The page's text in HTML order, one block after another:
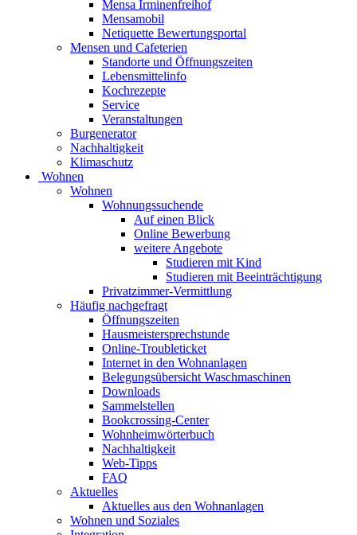
Mensa Irminenfreihof
Mensamobil
Netiquette Bewertungsportal
Mensen und Cafeterien
Standorte und Öffnungszeiten
Lebensmittelinfo
Kochrezepte
Service
Veranstaltungen
Burgenerator
Nachhaltigkeit
Klimaschutz
Wohnen
Wohnen
Wohnungssuchende
Auf einen Blick
Online Bewerbung
weitere Angebote
Studieren mit Kind
Studieren mit Beeinträchtigung
Privatzimmer-Vermittlung
Häufig nachgefragt
Öffnungszeiten
Hausmeistersprechstunde
Online-Troubleticket
Internet in den Wohnanlagen
Belegungsübersicht Waschmaschinen
Downloads
Sammelstellen
Bookcrossing-Center
Wohnheimwörterbuch
Nachhaltigkeit
Web-Tipps
FAQ
Aktuelles
Aktuelles aus den Wohnanlagen
Wohnen und Soziales